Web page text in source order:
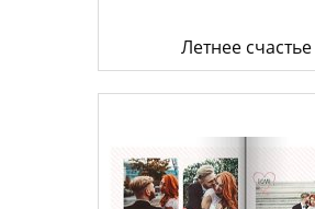
Летнее счастье